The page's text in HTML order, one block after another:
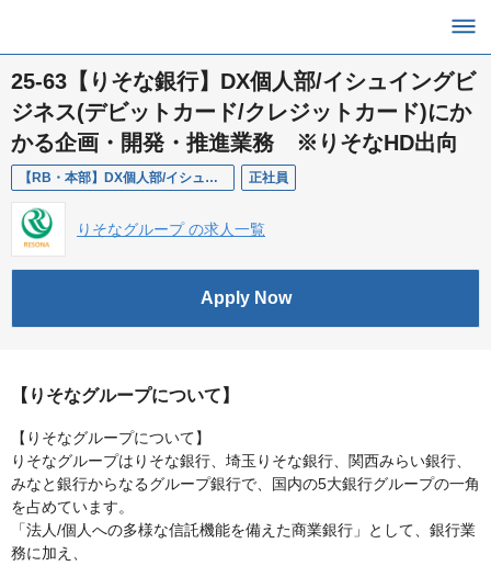
25-63【りそな銀行】DX個人部/イシュイングビ
ジネス(デビットカード/クレジットカード)にか
かる企画・開発・推進業務 ※りそなHD出向
【RB・本部】DX個人部/イシュイングビジネスにかかる企画・開発・推進業務 正社員
りそなグループ の求人一覧
Apply Now
【りそなグループについて】
【りそなグループについて】
りそなグループはりそな銀行、埼玉りそな銀行、関西みらい銀行、
みなと銀行からなるグループ銀行で、国内の5大銀行グループの一角
を占めています。
「法人/個人への多様な信託機能を備えた商業銀行」として、銀行業
務に加え、